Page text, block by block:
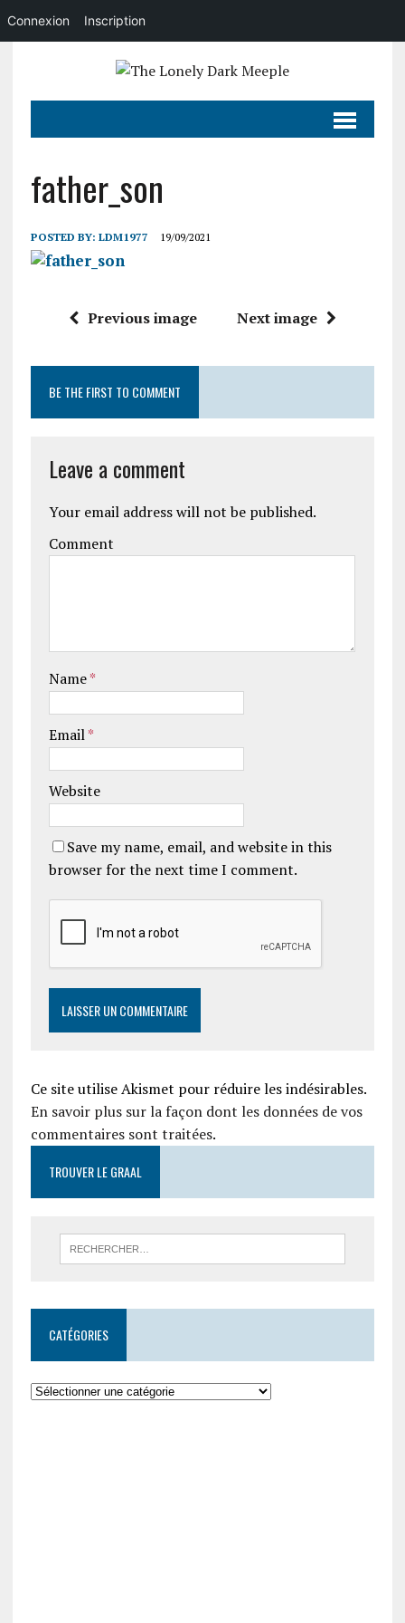
father_son
POSTED BY: LDM1977 19/09/2021
Previous image Next image
BE THE FIRST TO COMMENT
Leave a comment
Your email address will not be published.
Comment
Name*
Email*
Website
Save my name, email, and website in this
browser for the next time I comment.
Ce site utilise Akismet pour réduire les indésirables.
En savoir plus sur la façon dont les données de vos
commentaires sont traitées.
TROUVER LE GRAAL
CATÉGORIES
Connexion Inscription